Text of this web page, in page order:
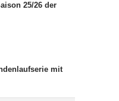
25/26 der
mit